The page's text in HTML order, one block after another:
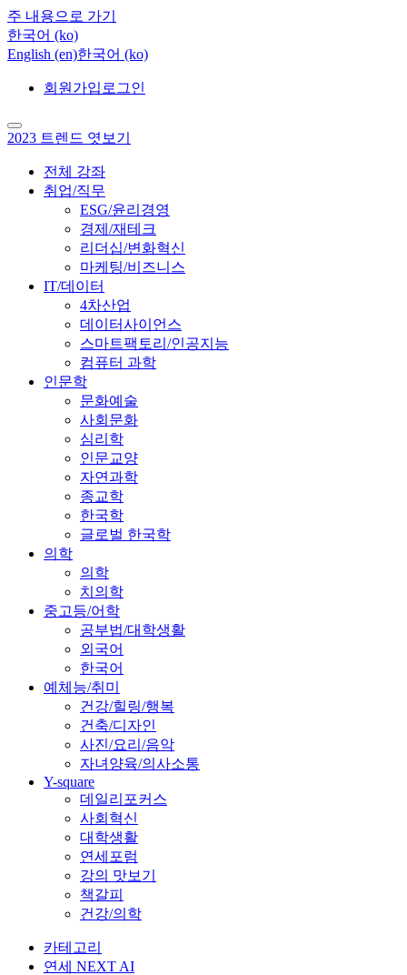
주 내용으로 가기
한국어 ‎(ko)‎
English ‎(en)‎한국어 ‎(ko)‎
회원가입 로그인
2023 트렌드 엿보기
전체 강좌
취업/직무
ESG/윤리경영
경제/재테크
리더십/변화혁신
마케팅/비즈니스
IT/데이터
4차산업
데이터사이언스
스마트팩토리/인공지능
컴퓨터 과학
인문학
문화예술
사회문화
심리학
인문교양
자연과학
종교학
한국학
글로벌 한국학
의학
의학
치의학
중고등/어학
공부법/대학생활
외국어
한국어
예체능/취미
건강/힐링/행복
건축/디자인
사진/요리/음악
자녀양육/의사소통
Y-square
데일리포커스
사회혁신
대학생활
연세포럼
강의 맛보기
책갈피
건강/의학
카테고리
연세 NEXT AI